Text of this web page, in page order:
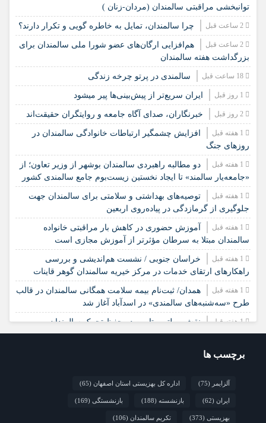
توانبخشی مراقبتی سالمندان (مردان-زنان )
چرا سالمندان، تمایل به خاطره گویی و تکرار دارند؟
هم‌افزایی ارگان‌های عضو شورا ملی سالمندان برای
بزرگداشت هفته سالمندان
سالمندی در پرتو چرخه زندگی
ایران سریع‌تر از پیش‌بینی‌ها پیر میشود
خبرنگاران، صدای آگاه جامعه و روایتگران حقیقت‌اند
افزایش چشمگیر ارتباطات خانوادگی سالمندان در
روزهای جنگ
دو مطالبه راهبردی سالمندان بوشهر از وزیر تعاون؛ از
«جامعه‌یار سالمند» تا ایجاد نخستین زیست‌بوم جامع سالمندی کشور
️توصیه‌های بهداشتی و سلامتی برای سالمندان جهت
جلوگیری از گرمازدگی در پیاده‌روی اربعین
آموزش حضوری در کاهش بار مراقبتی خانواده
سالمندان مبتلا به سرطان مؤثرتر از آموزش مجازی است
خراسان جنوبی / نشست هم‌اندیشی و بررسی
راهکارهای ارتقای خدمات در مرکز خیریه سالمندان گوهر قاینات
همدان/ ثبت‌نام بیمه سلامت همگانی سالمندان در قالب
طرح «سه‌شنبه‌های سالمندی» در اسدآباد آغاز شد
1 هفته قبل نقش مولتی‌ویتامین در حفظ تحرک سالمندان
سالمندان «مهر مادران» سامن
برچسب ها
آلزایمر (75) اداره کل بهزیستی استان اصفهان (65)
ایران (62) بازنشسته (188) بازنشستگی (169)
بهزیستی (373) تکریم سالمندان (106)